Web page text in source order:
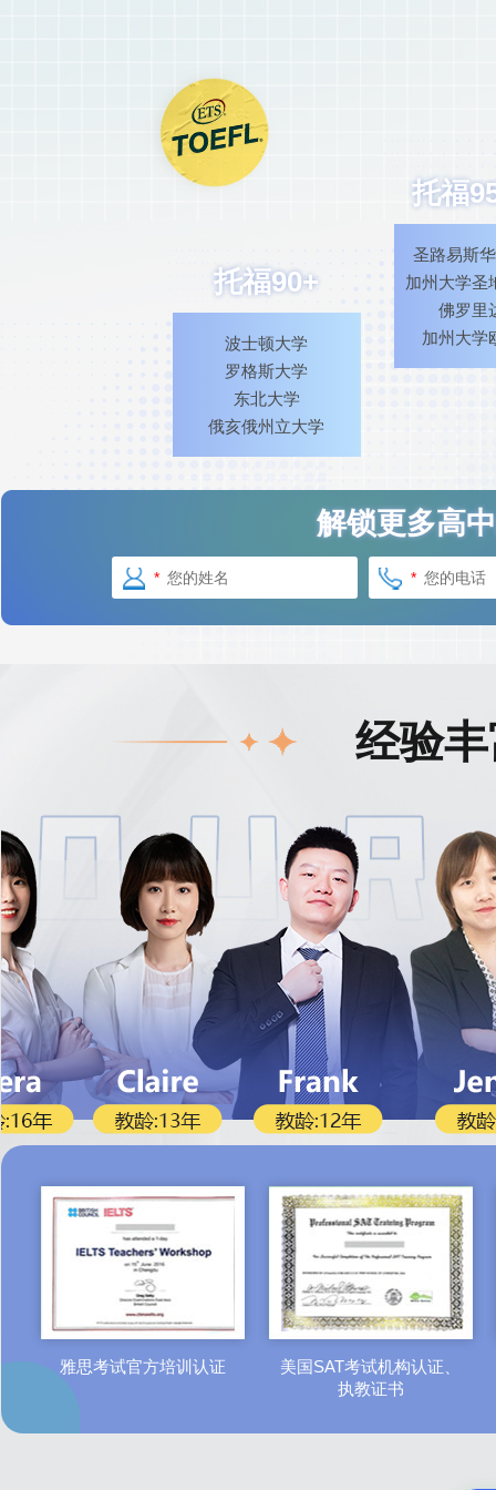
托福90+
波士顿大学
罗格斯大学
东北大学
俄亥俄州立大学
托福
圣路易斯
加州大学圣
佛罗里
加州大学
解锁更多高
* *
经验
雅思考试官方培训认证
美国SAT考试机构认证、
执教证书